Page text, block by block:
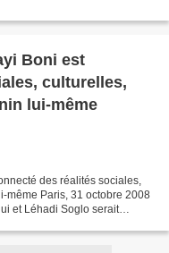
Boni est
culturelles,
lui-même
des réalités sociales,
même Paris, 31 octobre 2008
et Léhadi Soglo serait